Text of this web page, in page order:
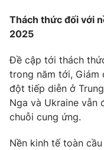
Thị trường 24h
VTV4
VTV9
Liên hệ tòa soạn
Thách thức đối với
2025
Đề cập tới thách
trong năm tới, Giám
đột tiếp diễn ở
Nga và Ukraine vẫn
chuỗi cung ứng.
Nền kinh tế toàn